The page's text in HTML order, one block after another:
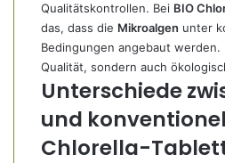
Qualitätskontrollen. Bei BIO
das, dass die Mikroalgen unter
Bedingungen angebaut
Qualität, sondern auch
Unterschiede
und
Chlorella-